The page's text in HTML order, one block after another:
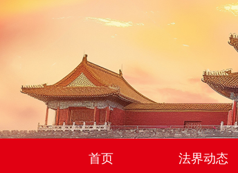
首页 法界动态